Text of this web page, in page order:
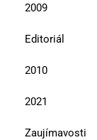
2009
Editoriál
2010
2021
Zaujímavosti